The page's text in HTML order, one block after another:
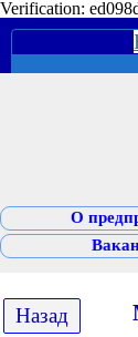
Verification:
О
Назад